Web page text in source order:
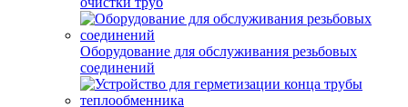
Оборудование для обслуживания резьбовых
соединений